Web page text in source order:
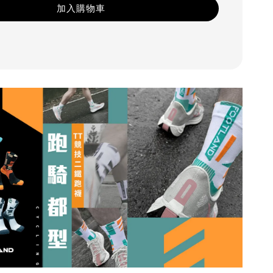
加入購物車